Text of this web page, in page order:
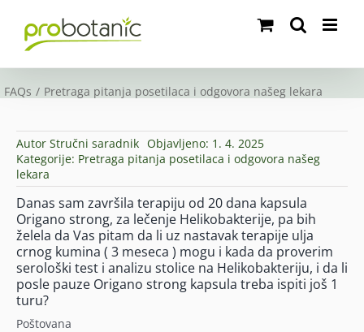
content
FAQs Pretraga pitanja posetilaca i odgovora našeg lekara
Autor Stručni saradnik Objavljeno: 1. 4. 2025
Kategorije: Pretraga pitanja posetilaca i odgovora našeg
lekara
Danas sam završila terapiju od 20 dana kapsula
Origano strong, za lečenje Helikobakterije, pa bih
želela da Vas pitam da li uz nastavak terapije ulja
crnog kumina ( 3 meseca ) mogu i kada da proverim
serološki test i analizu stolice na Helikobakteriju, i da li
posle pauze Origano strong kapsula treba ispiti još 1
turu?
Poštovana